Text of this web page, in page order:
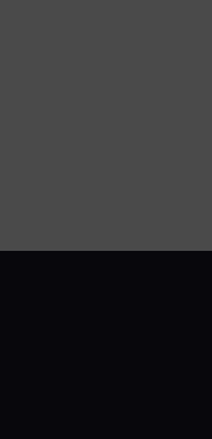
transportables